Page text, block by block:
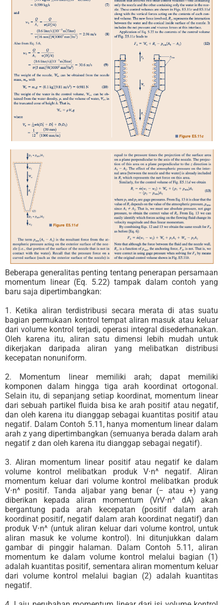
Beberapa generalitas penting tentang penerapan persamaan
momentum linear (Eq. 5.22) tampak dalam contoh yang
baru saja dipertimbangkan:
1. Ketika aliran terdistribusi secara merata di atas suatu
bagian permukaan kontrol tempat aliran masuk atau keluar
dari volume kontrol terjadi, operasi integral disederhanakan.
Oleh karena itu, aliran satu dimensi lebih mudah untuk
dikerjakan daripada aliran yang melibatkan distribusi
kecepatan nonuniform.
2. Momentum linear memiliki arah; dapat memiliki
komponen dalam hingga tiga arah koordinat ortogonal.
Selain itu, di sepanjang setiap koordinat, momentum linear
dari sebuah partikel fluida bisa ke arah positif atau negatif,
dan oleh karena itu dianggap sebagai kuantitas positif atau
negatif. Dalam Contoh 5.11, hanya momentum linear dalam
arah z yang dipertimbangkan (semuanya berada dalam arah
negatif z dan oleh karena itu dianggap sebagai negatif).
3. Aliran momentum linear positif atau negatif ke dalam
volume kontrol melibatkan produk V⋅n^ negatif. Aliran
momentum keluar dari volume kontrol melibatkan produk
V⋅n^ positif. Tanda aljabar yang benar (− atau +) yang
diberikan kepada aliran momentum (VrV⋅n^ dA) akan
bergantung pada arah kecepatan (positif dalam arah
koordinat positif, negatif dalam arah koordinat negatif) dan
produk V⋅n^ (untuk aliran keluar dari volume kontrol, untuk
aliran masuk ke volume kontrol). Ini ditunjukkan dalam
gambar di pinggir halaman. Dalam Contoh 5.11, aliran
momentum ke dalam volume kontrol melalui bagian (1)
adalah kuantitas positif, sementara aliran momentum keluar
dari volume kontrol melalui bagian (2) adalah kuantitas
negatif.